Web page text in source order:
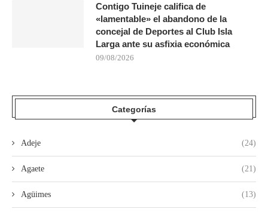
Contigo Tuineje califica de
«lamentable» el abandono de la
concejal de Deportes al Club Isla
Larga ante su asfixia económica
09/08/2026
Categorías
Adeje (24)
Agaete (21)
Agüimes (13)